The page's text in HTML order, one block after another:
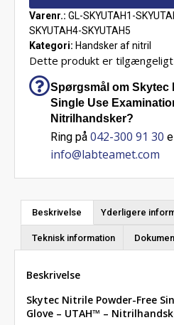
Varenr.: GL-SKYUTAH1-
SKYUTAH4-SKYUTAH5
Kategori: Handsker af nitril
Dette produkt er tilgængeligt
Spørgsmål om Skytec
Single Use
Nitrilhandsker?
Ring på 042-300 91 30
info@labteamet.com
Beskrivelse Yderligere
Teknisk information
Beskrivelse
Skytec Nitrile Powder-Free
Glove – UTAH™ –